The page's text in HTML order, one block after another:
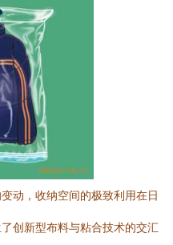
动，收纳空间的极致利用在日
创新型布料与粘合技术的交汇